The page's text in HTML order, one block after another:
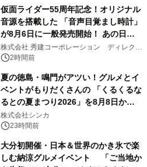
仮面ライダー55周年記念！オリジナル
音源を搭載した 「音声目覚まし時計」
が8月6日に一般発売開始！ あの日の
大興奮が今甦る
株式会社 秀建コーポレーション ディレクト
アートギャラリー
2時間前
夏の徳島・鳴門がアツい！グルメとイ
ベントがもりだくさんの 「くるくるな
るとの夏まつり2026」を8月8日から9
日間開催 ～夏限定メニューや大抽選
会、大学芋スティックの振る舞いも～
株式会社シンカ
23時間前
大分初開催・日本＆世界のかき氷で楽
しむ納涼グルメイベント 「ご当地か